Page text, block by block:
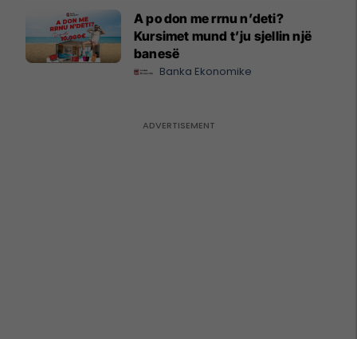
A po don me rrnu n’deti?
Kursimet mund t’ju sjellin një
banesë
Banka Ekonomike